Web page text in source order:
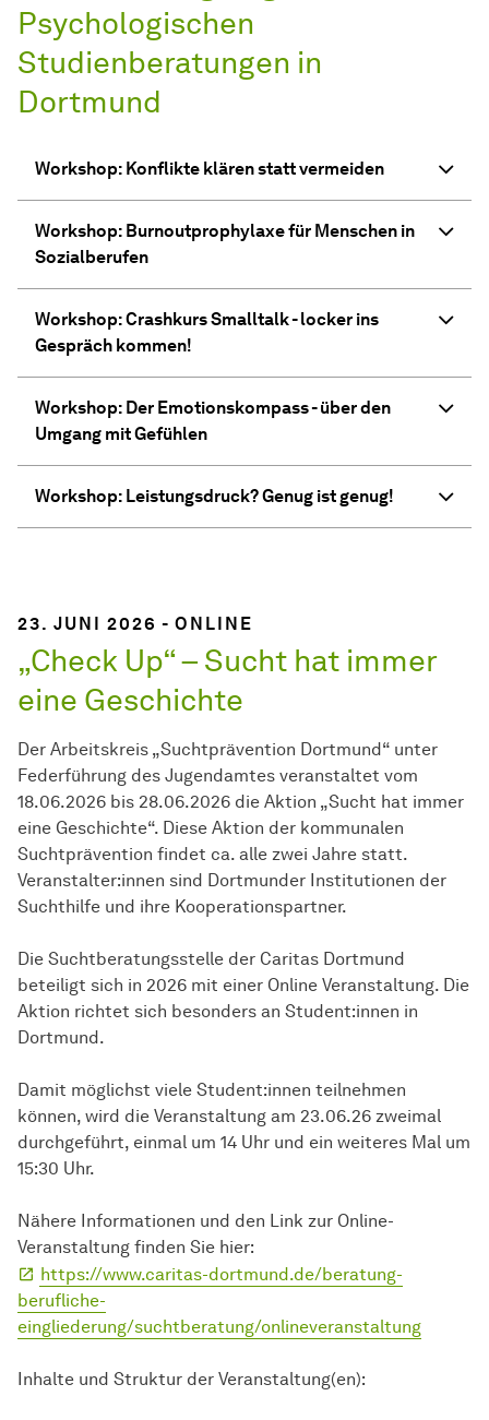
Psychologischen
Studienberatungen in
Dortmund
Workshop: Konflikte klären statt vermeiden
Workshop: Burnoutprophylaxe für Menschen in
Sozialberufen
Workshop: Crashkurs Smalltalk - locker ins
Gespräch kommen!
Workshop: Der Emotionskompass - über den
Umgang mit Gefühlen
Workshop: Leistungsdruck? Genug ist genug!
23. JUNI 2026 - ONLINE
„Check Up“ – Sucht hat immer
eine Geschichte
Der Arbeitskreis „Suchtprävention Dortmund“ unter
Federführung des Jugendamtes veranstaltet vom
18.06.2026 bis 28.06.2026 die Aktion „Sucht hat immer
eine Geschichte“. Diese Aktion der kommunalen
Suchtprävention findet ca. alle zwei Jahre statt.
Veranstalter:innen sind Dortmunder Institutionen der
Suchthilfe und ihre Kooperationspartner.
Die Suchtberatungsstelle der Caritas Dortmund
beteiligt sich in 2026 mit einer Online Veranstaltung. Die
Aktion richtet sich besonders an Student:innen in
Dortmund.
Damit möglichst viele Student:innen teilnehmen
können, wird die Veranstaltung am 23.06.26 zweimal
durchgeführt, einmal um 14 Uhr und ein weiteres Mal um
15:30 Uhr.
Nähere Informationen und den Link zur Online-
Veranstaltung finden Sie hier:
https://www.caritas-dortmund.de/beratung-
berufliche-
eingliederung/suchtberatung/onlineveranstaltung
Inhalte und Struktur der Veranstaltung(en):